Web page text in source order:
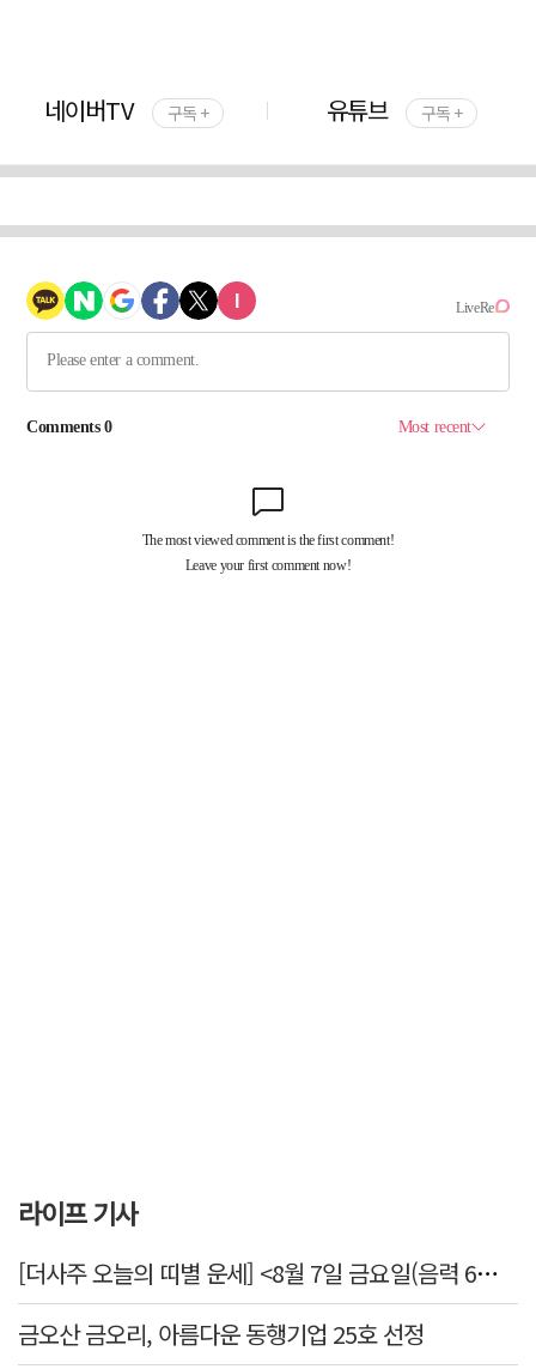
네이버TV 구독 + 유튜브 구독 +
라이프 기사
[더사주 오늘의 띠별 운세] <8월 7일 금요일(음력 6월25일)>
금오산 금오리, 아름다운 동행기업 25호 선정